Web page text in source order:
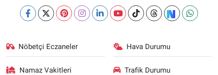
Nöbetçi Eczaneler Hava Durumu
Namaz Vakitleri Trafik Durumu